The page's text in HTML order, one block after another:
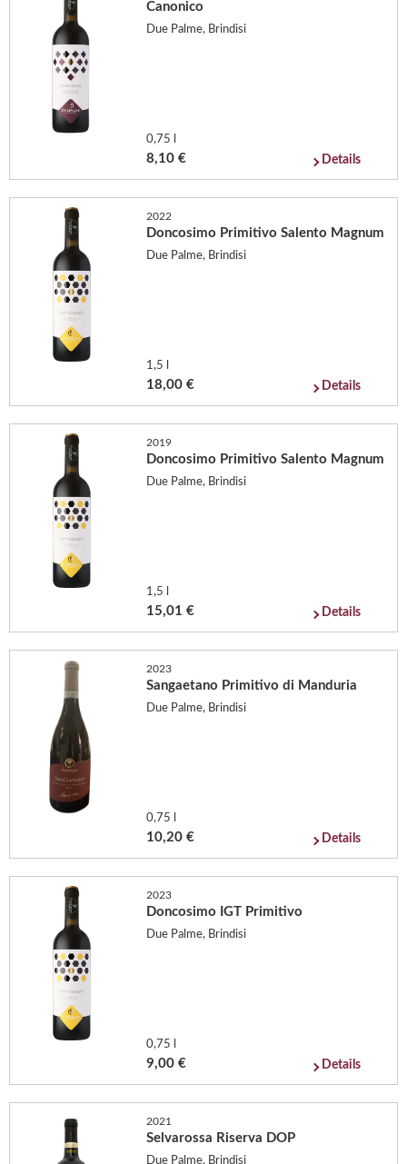
Canonico
Due Palme, Brindisi
0,75 l
8,10 € Details
2022
Doncosimo Primitivo Salento Magnum
Due Palme, Brindisi
1,5 l
18,00 € Details
2019
Doncosimo Primitivo Salento Magnum
Due Palme, Brindisi
1,5 l
15,01 € Details
2023
Sangaetano Primitivo di Manduria
Due Palme, Brindisi
0,75 l
10,20 € Details
2023
Doncosimo IGT Primitivo
Due Palme, Brindisi
0,75 l
9,00 € Details
2021
Selvarossa Riserva DOP
Due Palme, Brindisi